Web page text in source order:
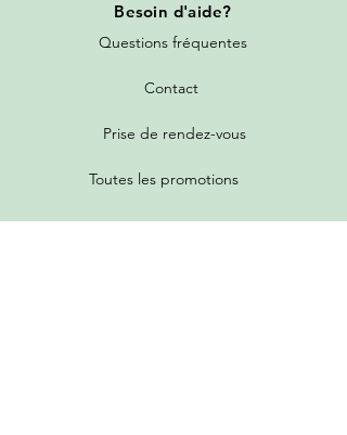
Besoin d'aide?
Questions fréquentes
Contact
Prise de rendez-vous
Toutes les promotions